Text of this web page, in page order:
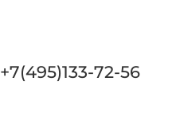
+7(495)133-72-56